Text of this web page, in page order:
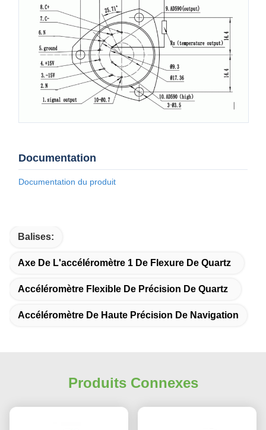
Documentation
Documentation du produit
Balises:
Axe De L'accéléromètre 1 De Flexure De Quartz
Accéléromètre Flexible De Précision De Quartz
Accéléromètre De Haute Précision De Navigation
Produits Connexes